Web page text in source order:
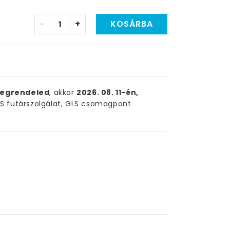
- + KOSÁRBA
, akkor 2026. 08. 11-én,
futárszolgálat, GLS csomagpont